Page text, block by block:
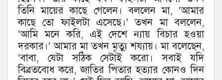
তিনি মায়ের কাছে গেলেন। বললেন মা, ‘আমার
কাছে তো ফাইলটা এসেছে।’ তখন মা বললেন,
‘আমি মনে করি, এই দেশে ন্যায় বিচার হওয়া
দরকার।’ আমার মা তখন মৃত্যু শয্যায়। মা বলেছেন,
‘বাবা, যেটা সঠিক সেটাই করো। সবাই যদি
বিব্রতবোধ করে, জাতির পিতার হত্যার কোনও দিন